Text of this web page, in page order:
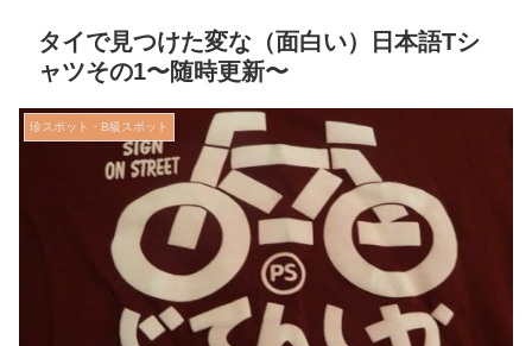
タイで見つけた変な（面白い）日本語Tシ
ャツその1〜随時更新〜
珍スポット・B級スポット